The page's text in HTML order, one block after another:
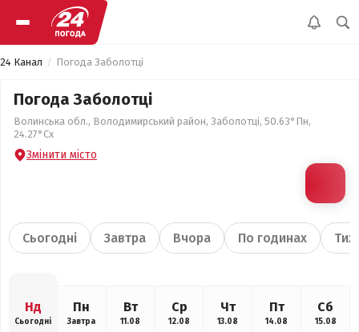
24 Канал Погода Заболотці
Погода Заболотці
Волинська обл., Володимирський район, Заболотці, 50.63°Пн,
24.27°Сх
Змінити місто
Сьогодні Завтра Вчора По годинах
Нд
Сьогодні
Пн
Завтра
Вт
11.08
Ср
12.08
Чт
13.08
Пт
14.08
Сб
15.08